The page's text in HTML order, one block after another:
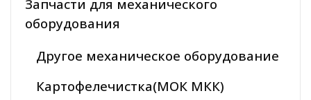
Запчасти для механического
оборудования
Другое механическое оборудование
Картофелечистка(МОК МКК)